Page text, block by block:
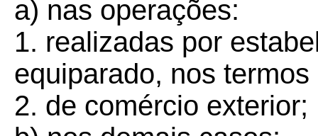
a) nas operações:
1. realizadas por
equiparado, nos
2. de comércio exterior;